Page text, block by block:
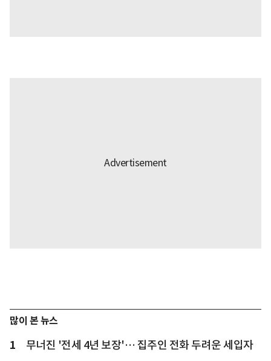
많이 본 뉴스
1 무너진 '전세 4년 보장'… 집주인 전화 두려운 세입자